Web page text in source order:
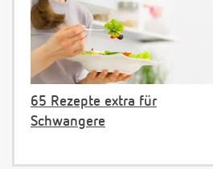
65 Rezepte extra für
Schwangere